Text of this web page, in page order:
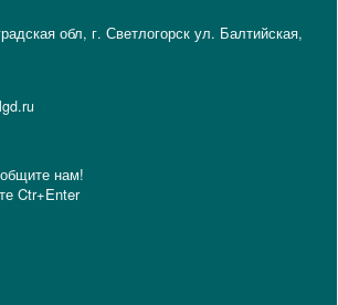
обл, г. Светлогорск ул. Балтийская,
нам!
Ctr+Enter